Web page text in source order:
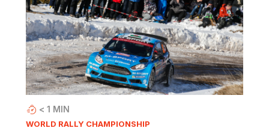
< 1 MIN
WORLD RALLY CHAMPIONSHIP